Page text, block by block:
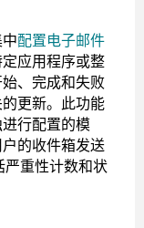
配置电子邮件
应用程序或整
、完成和失败
更新。此功能
行配置的模
的收件箱发送
严重性计数和状